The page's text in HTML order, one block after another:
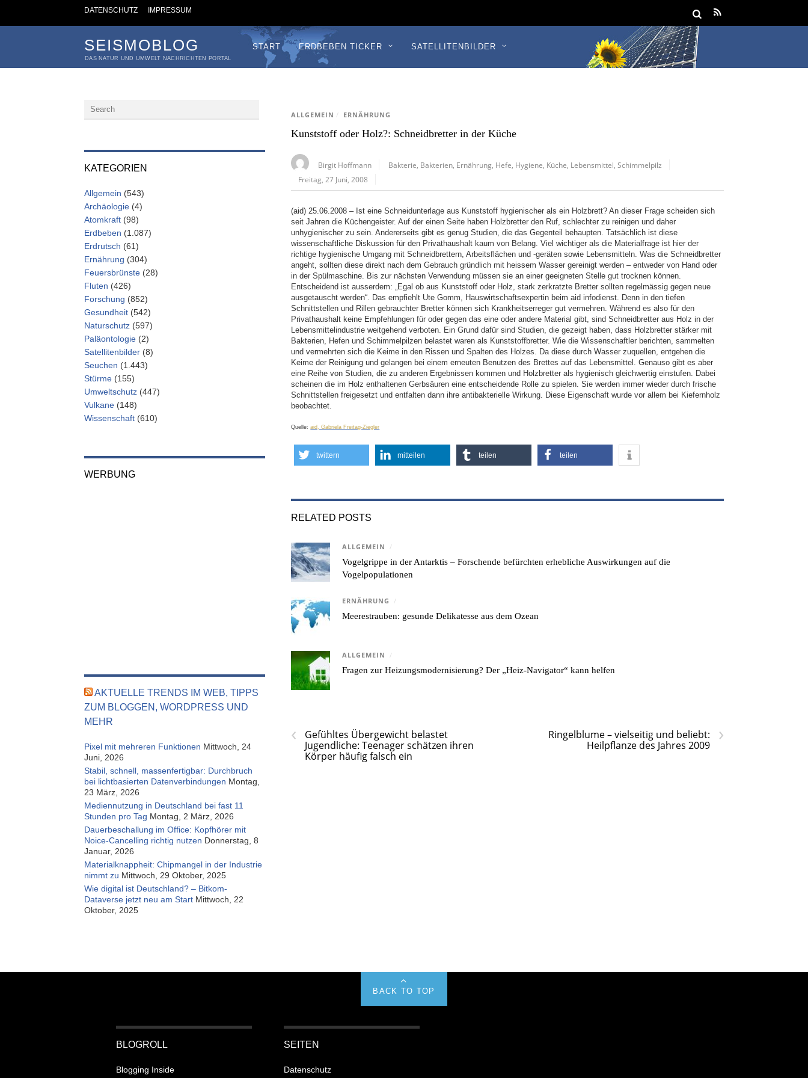
DATENSCHUTZ IMPRESSUM
SEISMOBLOG
DAS NATUR UND UMWELT NACHRICHTEN PORTAL
START ERDBEBEN TICKER SATELLITENBILDER
ALLGEMEIN / ERNÄHRUNG
Kunststoff oder Holz?: Schneidbretter in der Küche
Birgit Hoffmann Bakterie Bakterien Ernährung Hefe Hygiene Küche Lebensmittel ,Schimmelpilz
Freitag, 27 Juni, 2008
(aid) 25.06.2008 – Ist eine Schneidunterlage aus Kunststoff hygienischer als ein Holzbrett? An dieser Frage scheiden sich
seit Jahren die Küchengeister. Auf der einen Seite haben Holzbretter den Ruf, schlechter zu reinigen und daher
unhygienischer zu sein. Andererseits gibt es genug Studien, die das Gegenteil behaupten. Tatsächlich ist diese
wissenschaftliche Diskussion für den Privathaushalt kaum von Belang. Viel wichtiger als die Materialfrage ist hier der
richtige hygienische Umgang mit Schneidbrettern, Arbeitsflächen und -geräten sowie Lebensmitteln. Was die Schneidbretter
angeht, sollten diese direkt nach dem Gebrauch gründlich mit heissem Wasser gereinigt werden – entweder von Hand oder
in der Spülmaschine. Bis zur nächsten Verwendung müssen sie an einer geeigneten Stelle gut trocknen können.
Entscheidend ist ausserdem: „Egal ob aus Kunststoff oder Holz, stark zerkratzte Bretter sollten regelmässig gegen neue
ausgetauscht werden“. Das empfiehlt Ute Gomm, Hauswirtschaftsexpertin beim aid infodienst. Denn in den tiefen
Schnittstellen und Rillen gebrauchter Bretter können sich Krankheitserreger gut vermehren. Während es also für den
Privathaushalt keine Empfehlungen für oder gegen das eine oder andere Material gibt, sind Schneidbretter aus Holz in der
Lebensmittelindustrie weitgehend verboten. Ein Grund dafür sind Studien, die gezeigt haben, dass Holzbretter stärker mit
Bakterien, Hefen und Schimmelpilzen belastet waren als Kunststoffbretter. Wie die Wissenschaftler berichten, sammelten
und vermehrten sich die Keime in den Rissen und Spalten des Holzes. Da diese durch Wasser zuquellen, entgehen die
Keime der Reinigung und gelangen bei einem erneuten Benutzen des Brettes auf das Lebensmittel. Genauso gibt es aber
eine Reihe von Studien, die zu anderen Ergebnissen kommen und Holzbretter als hygienisch gleichwertig einstufen. Dabei
scheinen die im Holz enthaltenen Gerbsäuren eine entscheidende Rolle zu spielen. Sie werden immer wieder durch frische
Schnittstellen freigesetzt und entfalten dann ihre antibakterielle Wirkung. Diese Eigenschaft wurde vor allem bei Kiefernholz
beobachtet.
Quelle:aid, Gabriela Freitag-Ziegler
twittern mitteilen teilen teilen
RELATED POSTS
ALLGEMEIN /
Vogelgrippe in der Antarktis – Forschende befürchten erhebliche Auswirkungen auf die
Vogelpopulationen
ERNÄHRUNG /
Meerestrauben: gesunde Delikatesse aus dem Ozean
ALLGEMEIN /
Fragen zur Heizungsmodernisierung? Der „Heiz-Navigator“ kann helfen
‹
Gefühltes Übergewicht belastet
Jugendliche: Teenager schätzen ihren
Körper häufig falsch ein
›
Ringelblume – vielseitig und beliebt:
Heilpflanze des Jahres 2009
KATEGORIEN
Allgemein (543)
Archäologie (4)
Atomkraft (98)
Erdbeben (1.087)
Erdrutsch (61)
Ernährung (304)
Feuersbrünste (28)
Fluten (426)
Forschung (852)
Gesundheit (542)
Naturschutz (597)
Paläontologie (2)
Satellitenbilder (8)
Seuchen (1.443)
Stürme (155)
Umweltschutz (447)
Vulkane (148)
Wissenschaft (610)
WERBUNG
AKTUELLE TRENDS IM WEB, TIPPS
ZUM BLOGGEN, WORDPRESS UND
MEHR
Pixel mit mehreren Funktionen Mittwoch, 24
Juni, 2026
Stabil, schnell, massenfertigbar: Durchbruch
bei lichtbasierten Datenverbindungen Montag,
23 März, 2026
Mediennutzung in Deutschland bei fast 11
Stunden pro Tag Montag, 2 März, 2026
Dauerbeschallung im Office: Kopfhörer mit
Noice-Cancelling richtig nutzen Donnerstag, 8
Januar, 2026
Materialknappheit: Chipmangel in der Industrie
nimmt zu Mittwoch, 29 Oktober, 2025
Wie digital ist Deutschland? – Bitkom-
Dataverse jetzt neu am Start Mittwoch, 22
Oktober, 2025
BACK TO TOP
BLOGROLL
Blogging Inside
SEITEN
Datenschutz